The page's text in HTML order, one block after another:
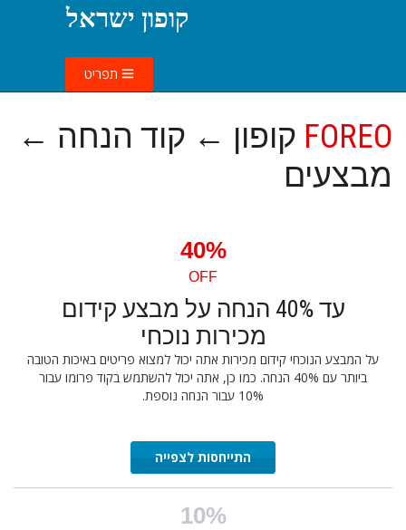
קופון ישראל
תפריט
FOREO קופון ← קוד הנחה ←
מבצעים
40%
OFF
עד 40% הנחה על מבצע קידום
מכירות נוכחי
על המבצע הנוכחי קידום מכירות אתה יכול למצוא פריטים באיכות הטובה
ביותר עם 40% הנחה. כמו כן, אתה יכול להשתמש בקוד פרומו עבור
10% עבור הנחה נוספת.
התייחסות לצפייה
10%